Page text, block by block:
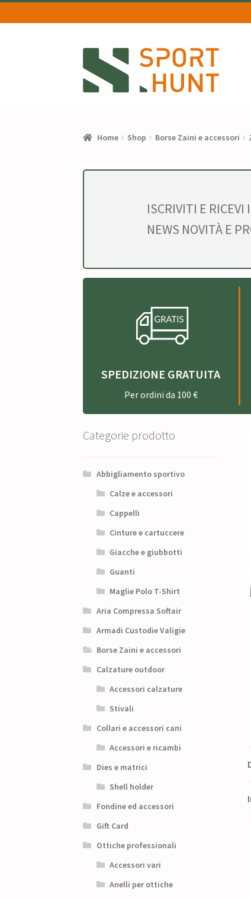
alla
navigazione
al
contenuto
Home Shop Borse Zaini e accessori
ISCRIVITI E RICEVI
NEWS NOVITÀ E
SPEDIZIONE GRATUITA
Per ordini da 100 €
Categorie prodotto
Abbigliamento sportivo
Calze e accessori
Cappelli
Cinture e cartuccere
Giacche e giubbotti
Guanti
Maglie Polo T-Shirt
Aria Compressa Softair
Armadi Custodie Valigie
Borse Zaini e accessori
Calzature outdoor
Accessori calzature
Stivali
Collari e accessori cani
Accessori e ricambi
Dies e matrici
Shell holder
Fondine ed accessori
Gift Card
Ottiche professionali
Accessori vari
Anelli per ottiche